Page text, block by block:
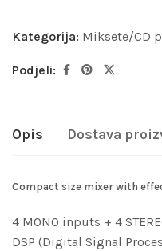
Kategorija: Miksete/CD
Podjeli:
Opis Dostava
Compact size mixer with
4 MONO inputs + 4
DSP (Digital Signal